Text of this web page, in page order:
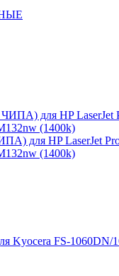
для HP LaserJet
(1400k)
Kyocera FS-1060DN/